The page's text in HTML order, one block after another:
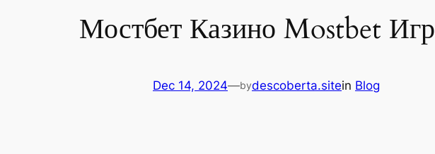
Мостбет Казино Mostbet
Dec 14, 2024—bydescoberta.sitein Blog